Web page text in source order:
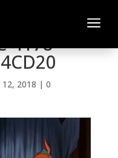
a
4178-
12, 2018 | 0